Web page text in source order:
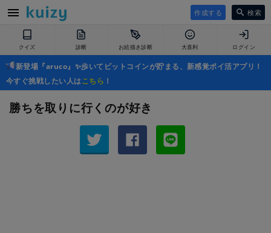
作成する 検索
クイズ 診断 お絵描き診断 大喜利 ログイン
新登場『aruco』✨歩いてビットコインが貯まる、新感覚ポイ活アプリ！
今すぐ挑戦したい人はこちら ！
勝ちを取りに行くのが好き